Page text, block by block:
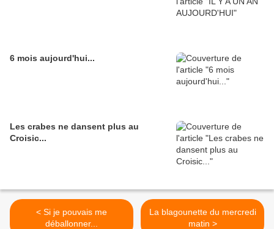
6 mois aujourd'hui...
Les crabes ne dansent plus au
Croisic...
< Si je pouvais me
déballonner...
La blagounette du mercredi
matin >